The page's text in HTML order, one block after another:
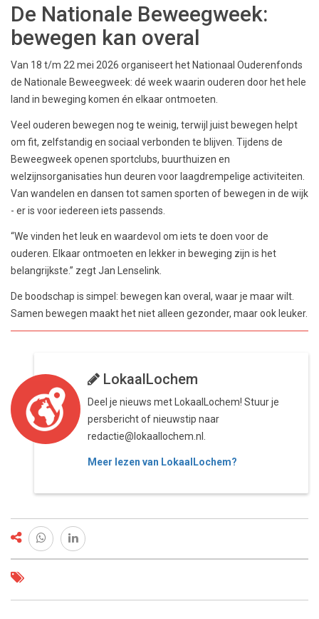
De Nationale Beweegweek:
bewegen kan overal
Van 18 t/m 22 mei 2026 organiseert het Nationaal Ouderenfonds
de Nationale Beweegweek: dé week waarin ouderen door het hele
land in beweging komen én elkaar ontmoeten.
Veel ouderen bewegen nog te weinig, terwijl juist bewegen helpt
om fit, zelfstandig en sociaal verbonden te blijven. Tijdens de
Beweegweek openen sportclubs, buurthuizen en
welzijnsorganisaties hun deuren voor laagdrempelige activiteiten.
Van wandelen en dansen tot samen sporten of bewegen in de wijk
- er is voor iedereen iets passends.
“We vinden het leuk en waardevol om iets te doen voor de
ouderen. Elkaar ontmoeten en lekker in beweging zijn is het
belangrijkste.” zegt Jan Lenselink.
De boodschap is simpel: bewegen kan overal, waar je maar wilt.
Samen bewegen maakt het niet alleen gezonder, maar ook leuker.
LokaalLochem
Deel je nieuws met LokaalLochem! Stuur je
persbericht of nieuwstip naar
redactie@lokaallochem.nl.
Meer lezen van LokaalLochem?